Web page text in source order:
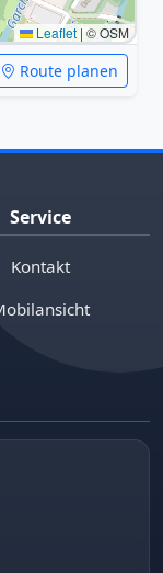
Leaflet | © OSM
Route planen
Service
Kontakt